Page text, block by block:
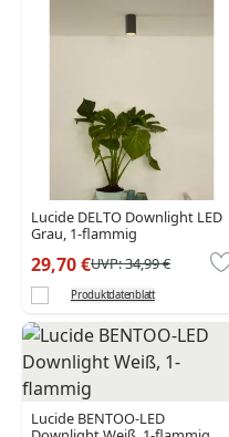
Lucide DELTO Downlight LED
Grau, 1-flammig
29,70 €UVP:34,99 €
Produktdatenblatt
Lucide BENTOO-LED